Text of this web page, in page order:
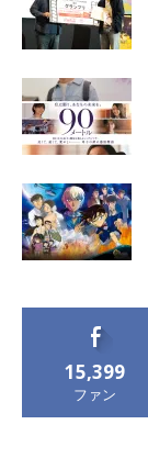
15,399
ファン